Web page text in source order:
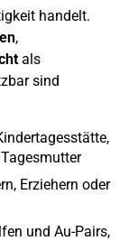
handelt.
,
als
sind
Erziehern oder
und Au-Pairs,